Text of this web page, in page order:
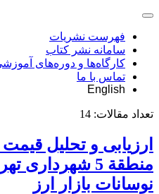
فهرست نشریات
سامانه نشر کتاب
کارگاه‌ها و دوره‌های
تماس با ما
English
تعداد مقالات: 14
ارزیابی و تحلیل
منطقة 5
نوسانات بازار ارز